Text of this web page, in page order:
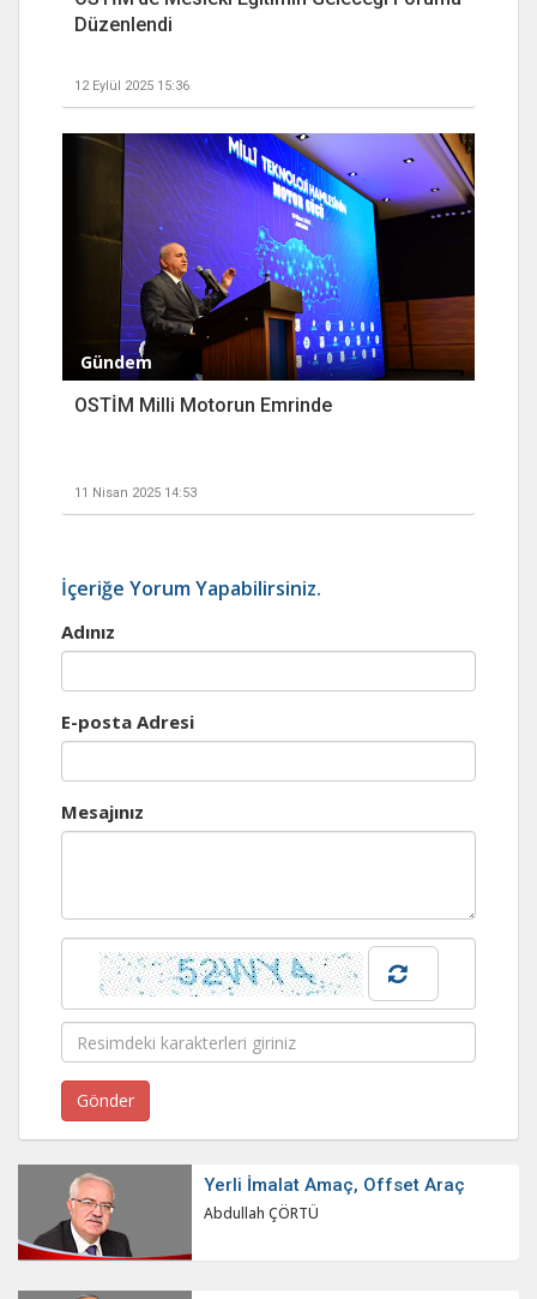
Düzenlendi
12 Eylül 2025 15:36
Gündem
OSTİM Milli Motorun Emrinde
11 Nisan 2025 14:53
İçeriğe Yorum Yapabilirsiniz.
Adınız
E-posta Adresi
Mesajınız
Yerli İmalat Amaç, Offset Araç
Abdullah ÇÖRTÜ